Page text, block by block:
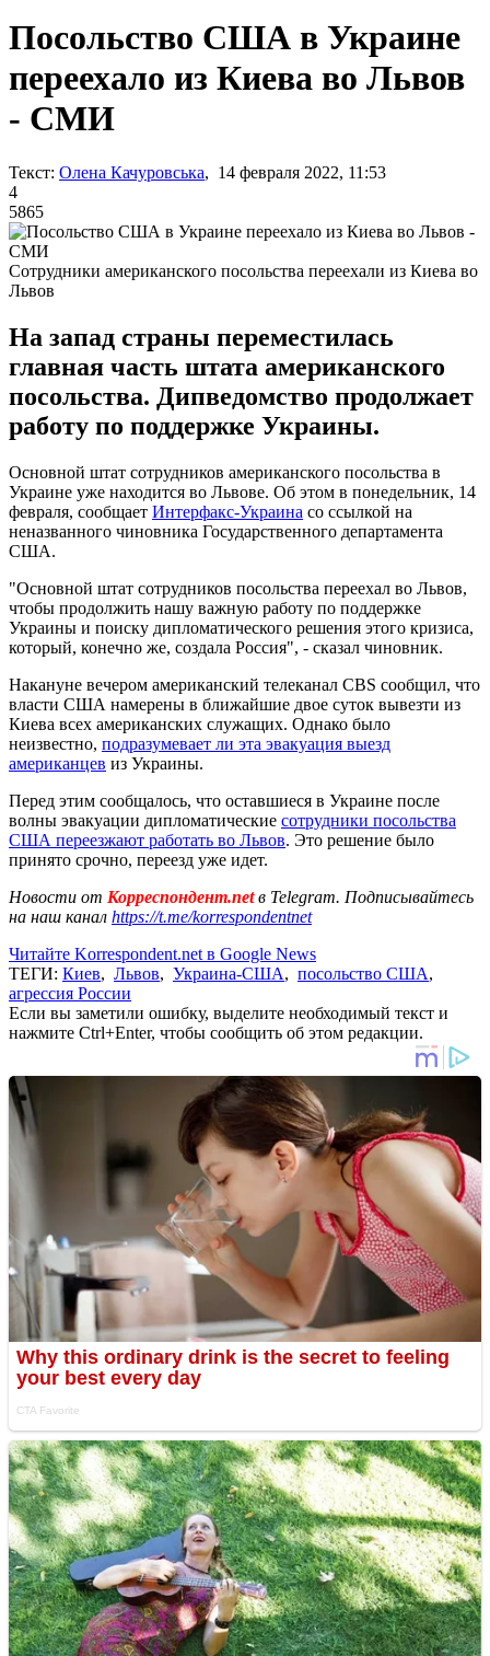
Посольство США в Украине
переехало из Киева во Львов
- СМИ
Текст: Олена Качуровська, 14 февраля 2022, 11:53
4
5865
Сотрудники американского посольства переехали из Киева во
Львов
На запад страны переместилась
главная часть штата американского
посольства. Дипведомство продолжает
работу по поддержке Украины.
Основной штат сотрудников американского посольства в
Украине уже находится во Львове. Об этом в понедельник, 14
февраля, сообщает Интерфакс-Украина со ссылкой на
неназванного чиновника Государственного департамента
США.
"Основной штат сотрудников посольства переехал во Львов,
чтобы продолжить нашу важную работу по поддержке
Украины и поиску дипломатического решения этого кризиса,
который, конечно же, создала Россия", - сказал чиновник.
Накануне вечером американский телеканал CBS сообщил, что
власти США намерены в ближайшие двое суток вывезти из
Киева всех американских служащих. Однако было
неизвестно, подразумевает ли эта эвакуация выезд
американцев из Украины.
Перед этим сообщалось, что оставшиеся в Украине после
волны эвакуации дипломатические сотрудники посольства
США переезжают работать во Львов. Это решение было
принято срочно, переезд уже идет.
Новости от Корреспондент.netв Telegram. Подписывайтесь
на наш канал https://t.me/korrespondentnet
Читайте Korrespondent.net в Google News
ТЕГИ: Киев, Львов, Украина-США, посольство США,
агрессия России
Если вы заметили ошибку, выделите необходимый текст и
нажмите Ctrl+Enter, чтобы сообщить об этом редакции.